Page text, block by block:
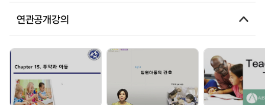
연관공개강의